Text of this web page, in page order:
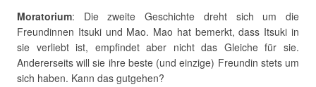
Moratorium: Die zweite Geschichte dreht sich um die
Freundinnen Itsuki und Mao. Mao hat bemerkt, dass Itsuki in
sie verliebt ist, empfindet aber nicht das Gleiche für sie.
Andererseits will sie ihre beste (und einzige) Freundin stets um
sich haben. Kann das gutgehen?